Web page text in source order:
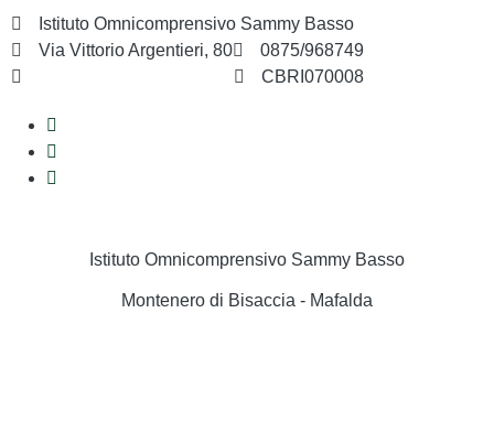
Istituto Omnicomprensivo Sammy Basso
Via Vittorio Argentieri, 80
0875/968749
CBRI070008
Istituto Omnicomprensivo Sammy Basso
Montenero di Bisaccia - Mafalda